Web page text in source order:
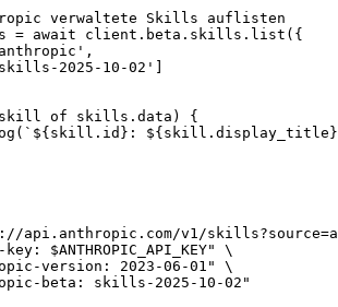
verwaltete Skills auflisten
= await client.beta.skills. list ({
,
2025-10-02'
of skills.data) {
( `${ skill . id }: ${ skill . display_title
api.anthropic.com/v1/
key: $ANTHROPIC_API_KEY"
\
version: 2023-06-01"
\
beta: skills-2025-10-02"